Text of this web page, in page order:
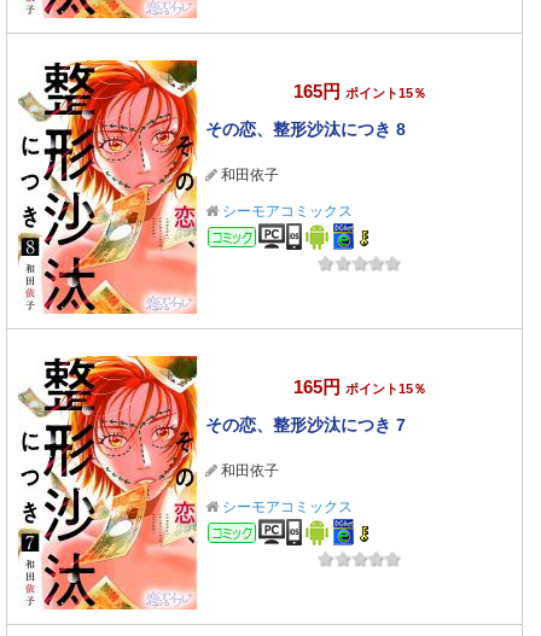
165円 ポイント15％
その恋、整形沙汰につき 8
和田依子
シーモアコミックス
コミック
165円 ポイント15％
その恋、整形沙汰につき 7
和田依子
シーモアコミックス
コミック